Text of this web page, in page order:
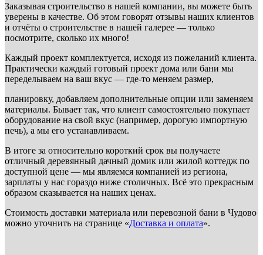
Заказывая строительство в нашей компании, вы можете быть
уверены в качестве. Об этом говорят отзывы наших клиентов
и отчёты о строительстве в нашей галерее — только
посмотрите, сколько их много!
Каждый проект комплектуется, исходя из пожеланий клиента.
Практически каждый готовый проект дома или бани мы
переделываем на ваш вкус — где-то меняем размер,
планировку, добавляем дополнительные опции или заменяем
материалы. Бывает так, что клиент самостоятельно покупает
оборудование на свой вкус (например, дорогую импортную
печь), а мы его устанавливаем.
В итоге за относительно короткий срок вы получаете
отличный деревянный дачный домик или жилой коттедж по
доступной цене — мы являемся компанией из региона,
зарплаты у нас гораздо ниже столичных. Всё это прекрасным
образом сказывается на наших ценах.
Стоимость доставки материала или перевозной бани в Чудово
можно уточнить на странице «Доставка и оплата».